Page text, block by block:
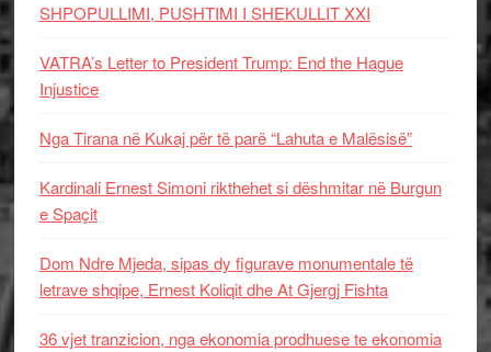
SHPOPULLIMI, PUSHTIMI I SHEKULLIT XXI
VATRA’s Letter to President Trump: End the Hague
Injustice
Nga Tirana në Kukaj për të parë “Lahuta e Malësisë”
Kardinali Ernest Simoni rikthehet si dëshmitar në Burgun
e Spaçit
Dom Ndre Mjeda, sipas dy figurave monumentale të
letrave shqipe, Ernest Koliqit dhe At Gjergj Fishta
36 vjet tranzicion, nga ekonomia prodhuese te ekonomia